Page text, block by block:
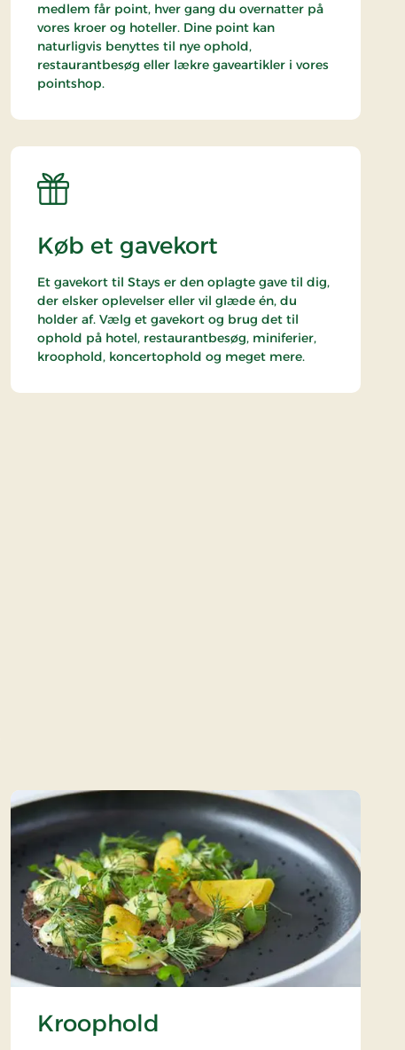
medlem får point, hver gang du overnatter på
vores kroer og hoteller. Dine point kan
naturligvis benyttes til nye ophold,
restaurantbesøg eller lækre gaveartikler i vores
pointshop.
Køb et gavekort
Et gavekort til Stays er den oplagte gave til dig,
der elsker oplevelser eller vil glæde én, du
holder af. Vælg et gavekort og brug det til
ophold på hotel, restaurantbesøg, miniferier,
kroophold, koncertophold og meget mere.
Kroophold